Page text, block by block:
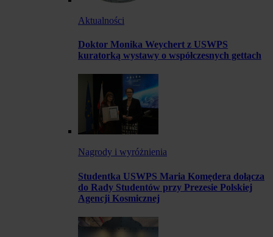
Aktualności
Doktor Monika Weychert z USWPS
kuratorką wystawy o współczesnych gettach
Nagrody i wyróżnienia
Studentka USWPS Maria Komędera dołącza
do Rady Studentów przy Prezesie Polskiej
Agencji Kosmicznej